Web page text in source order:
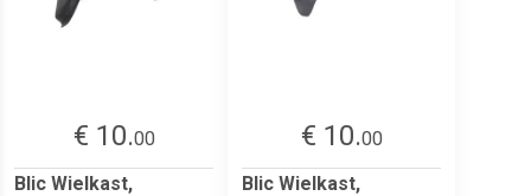
€ 10.00
Blic Wielkast,
€ 10.00
Blic Wielkast,